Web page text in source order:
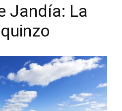
Jandía: La